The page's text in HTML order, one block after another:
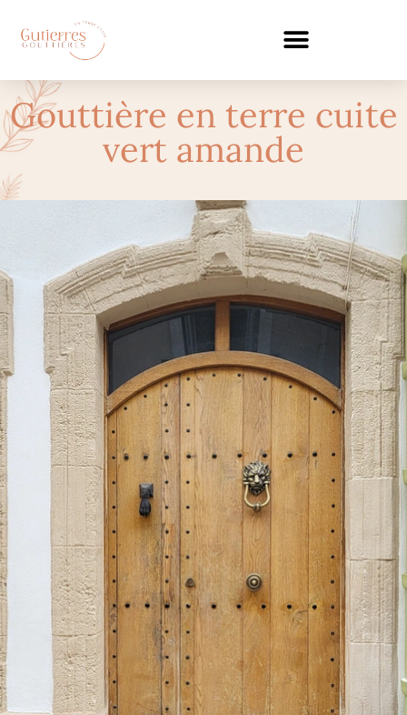
Gouttière en terre cuite
vert amande